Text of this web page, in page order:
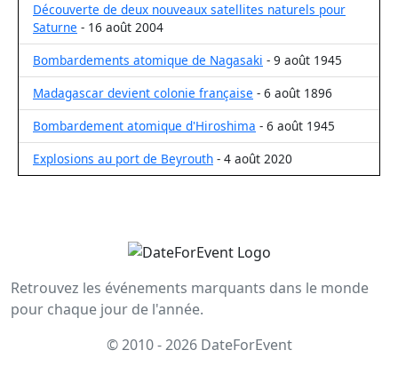
Découverte de deux nouveaux satellites naturels pour
Saturne - 16 août 2004
Bombardements atomique de Nagasaki - 9 août 1945
Madagascar devient colonie française - 6 août 1896
Bombardement atomique d'Hiroshima - 6 août 1945
Explosions au port de Beyrouth - 4 août 2020
Retrouvez les événements marquants dans le monde
pour chaque jour de l'année.
© 2010 - 2026 DateForEvent